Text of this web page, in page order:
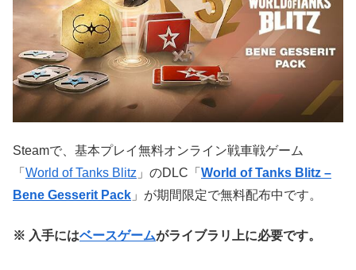
Steamで、基本プレイ無料オンライン戦車戦ゲーム
「 World of Tanks Blitz 」のDLC「 World of Tanks Blitz –
Bene Gesserit Pack 」が期間限定で無料配布中です。
※ 入手にはベースゲームがライブラリ上に必要です。